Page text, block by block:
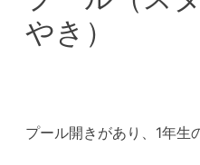
やき）
プール開きがあり、1年生